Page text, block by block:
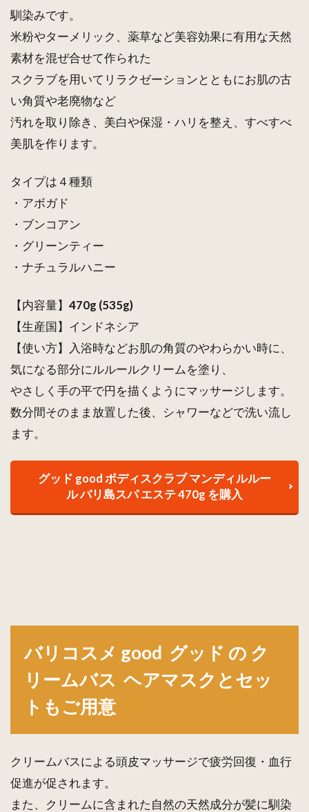
馴染みです。
米粉やターメリック、薬草など美容効果に有用な天然
素材を混ぜ合せて作られた
スクラブを用いてリラクゼーションとともにお肌の古
い角質や老廃物など
汚れを取り除き、美白や保湿・ハリを整え、すべすべ
美肌を作ります。
タイプは４種類
・アボガド
・ブンコアン
・グリーンティー
・ナチュラルハニー
【内容量】 470g (535g)
【生産国】インドネシア
【使い方】入浴時などお肌の角質のやわらかい時に、
気になる部分にルルールクリームを塗り、
やさしく手の平で円を描くようにマッサージします。
数分間そのまま放置した後、シャワーなどで洗い流し
ます。
グッド good ボディスクラブ マンディルルー
ル バリ島スパ エステ 470g を購入
バリコスメ good グッド の ク
リームバス ヘアマスクとセッ
トもご用意
クリームバスによる頭皮マッサージで疲労回復・血行
促進が促されます。
また、クリームに含まれた自然の天然成分が髪に馴染